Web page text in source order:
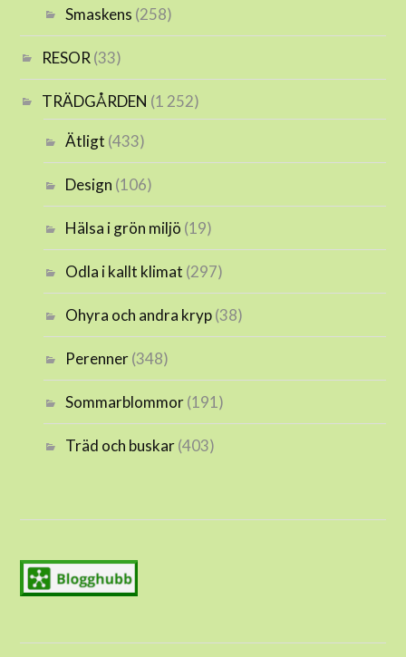
Smaskens (258)
RESOR (33)
TRÄDGÅRDEN (1 252)
Ätligt (433)
Design (106)
Hälsa i grön miljö (19)
Odla i kallt klimat (297)
Ohyra och andra kryp(38)
Perenner(348)
Sommarblommor(191)
Träd och buskar(403)